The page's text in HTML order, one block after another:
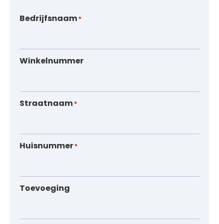
Bedrijfsnaam*
Winkelnummer
Straatnaam*
Huisnummer*
Toevoeging